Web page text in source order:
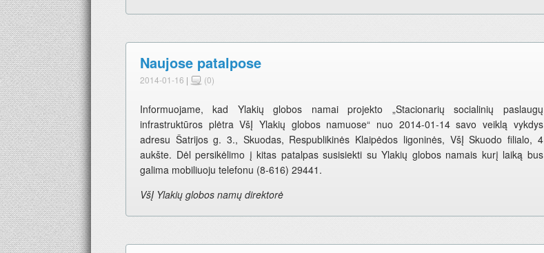
Naujose patalpose
2014-01-16 | (0)
Informuojame, kad Ylakių globos namai projekto „Stacionarių socialinių paslaugų
infrastruktūros plėtra VšĮ Ylakių globos namuose“ nuo 2014-01-14 savo veiklą vykdys
adresu Šatrijos g. 3., Skuodas, Respublikinės Klaipėdos ligoninės, VšĮ Skuodo filialo, 4
aukšte. Dėl persikėlimo į kitas patalpas susisiekti su Ylakių globos namais kurį laiką bus
galima mobiliuoju telefonu (8-616) 29441.
VšĮ Ylakių globos namų direktorė